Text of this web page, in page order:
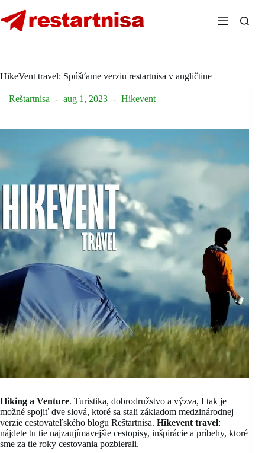
to
content
HikeVent travel: Spúšťame verziu restartnisa v angličtine
Reštartnisa aug 1, 2023 Hikevent
Hiking a Venture. Turistika, dobrodružstvo a výzva, I tak je
možné spojiť dve slová, ktoré sa stali základom medzinárodnej
verzie cestovateľského blogu Reštartnisa. Hikevent travel:
nájdete tu tie najzaujímavejšie cestopisy, inšpirácie a príbehy, ktoré
sme za tie roky cestovania pozbierali.